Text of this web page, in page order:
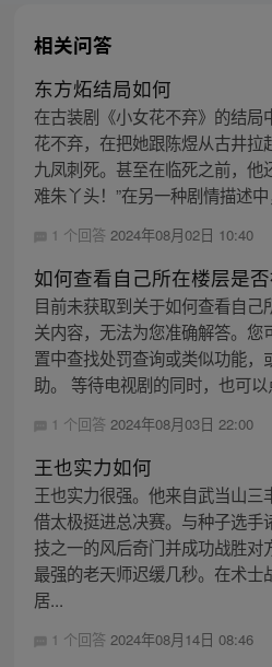
相关问答
东方炻结局如何
在古装剧《小女花不弃》的结局
花不弃，在把她跟陈煜从古井拉
九凤刺死。甚至在临死之前，他
难朱丫头！”在另一种剧情描述
1 个回答 2024年08月02日 10:40
如何查看自己所在楼层是
目前未获取到关于如何查看自己
关内容，无法为您准确解答。您
置中查找处罚查询或类似功能，
助。 等待电视剧的同时，也可
1 个回答 2024年08月03日 22:00
王也实力如何
王也实力很强。他来自武当山三
借太极挺进总决赛。与种子选手
技之一的风后奇门并成功战胜对
最强的老天师迟缓几秒。在术士
居...
1 个回答 2024年08月14日 08:46